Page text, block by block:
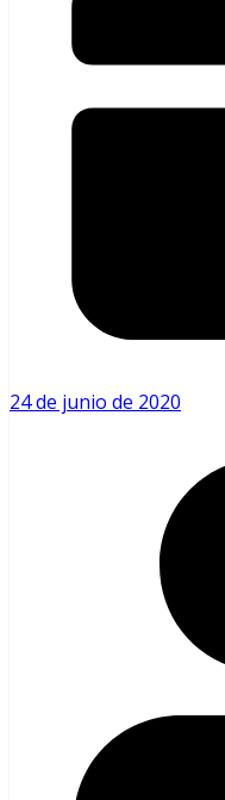
24 de junio de 2020